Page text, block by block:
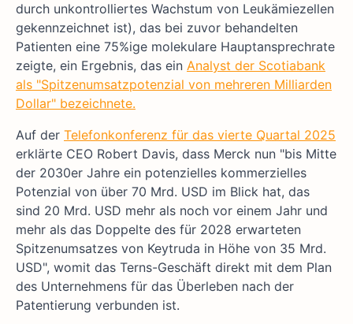
durch unkontrolliertes Wachstum von Leukämiezellen
gekennzeichnet ist), das bei zuvor behandelten
Patienten eine 75%ige molekulare Hauptansprechrate
zeigte, ein Ergebnis, das ein Analyst der Scotiabank
als "Spitzenumsatzpotenzial von mehreren Milliarden
Dollar" bezeichnete.
Auf der Telefonkonferenz für das vierte Quartal 2025
erklärte CEO Robert Davis, dass Merck nun "bis Mitte
der 2030er Jahre ein potenzielles kommerzielles
Potenzial von über 70 Mrd. USD im Blick hat, das
sind 20 Mrd. USD mehr als noch vor einem Jahr und
mehr als das Doppelte des für 2028 erwarteten
Spitzenumsatzes von Keytruda in Höhe von 35 Mrd.
USD", womit das Terns-Geschäft direkt mit dem Plan
des Unternehmens für das Überleben nach der
Patentierung verbunden ist.